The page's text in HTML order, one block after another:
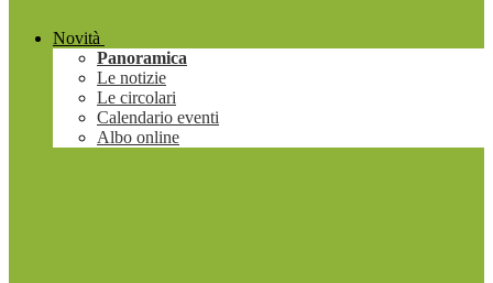
Novità
Panoramica
Le notizie
Le circolari
Calendario eventi
Albo online